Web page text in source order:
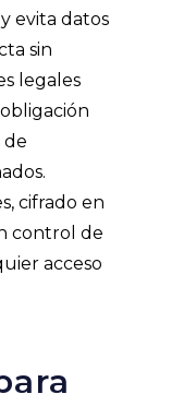
evita datos
sin
legales
de
cifrado en
control de
acceso